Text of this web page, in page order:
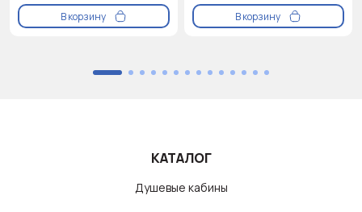
В корзину В корзину
КАТАЛОГ
Душевые кабины